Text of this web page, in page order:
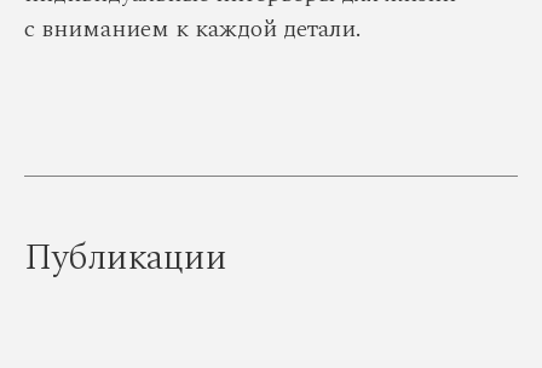
с вниманием к каждой детали.
Публикации